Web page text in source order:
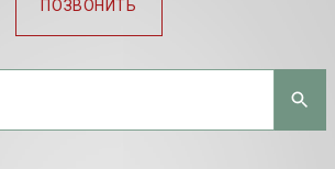
ПОЗВОНИТЬ